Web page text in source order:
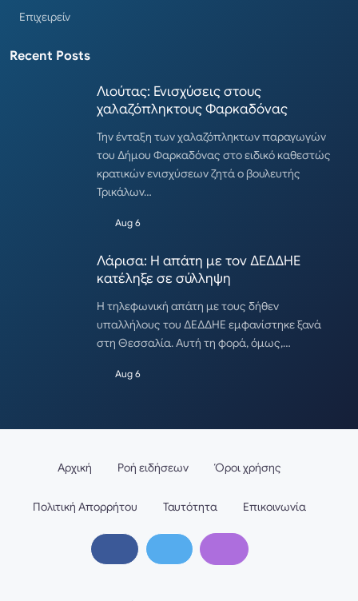
Επιχειρείν
Recent Posts
Λιούτας: Ενισχύσεις στους
χαλαζόπληκτους Φαρκαδόνας
Την ένταξη των χαλαζόπληκτων παραγωγών
του Δήμου Φαρκαδόνας στο ειδικό καθεστώς
κρατικών ενισχύσεων ζητά ο βουλευτής
Τρικάλων…
Aug 6
Λάρισα: Η απάτη με τον ΔΕΔΔΗΕ
κατέληξε σε σύλληψη
Η τηλεφωνική απάτη με τους δήθεν
υπαλλήλους του ΔΕΔΔΗΕ εμφανίστηκε ξανά
στη Θεσσαλία. Αυτή τη φορά, όμως,…
Aug 6
Αρχική Ροή ειδήσεων Όροι χρήσης
Πολιτική Απορρήτου Ταυτότητα Επικοινωνία